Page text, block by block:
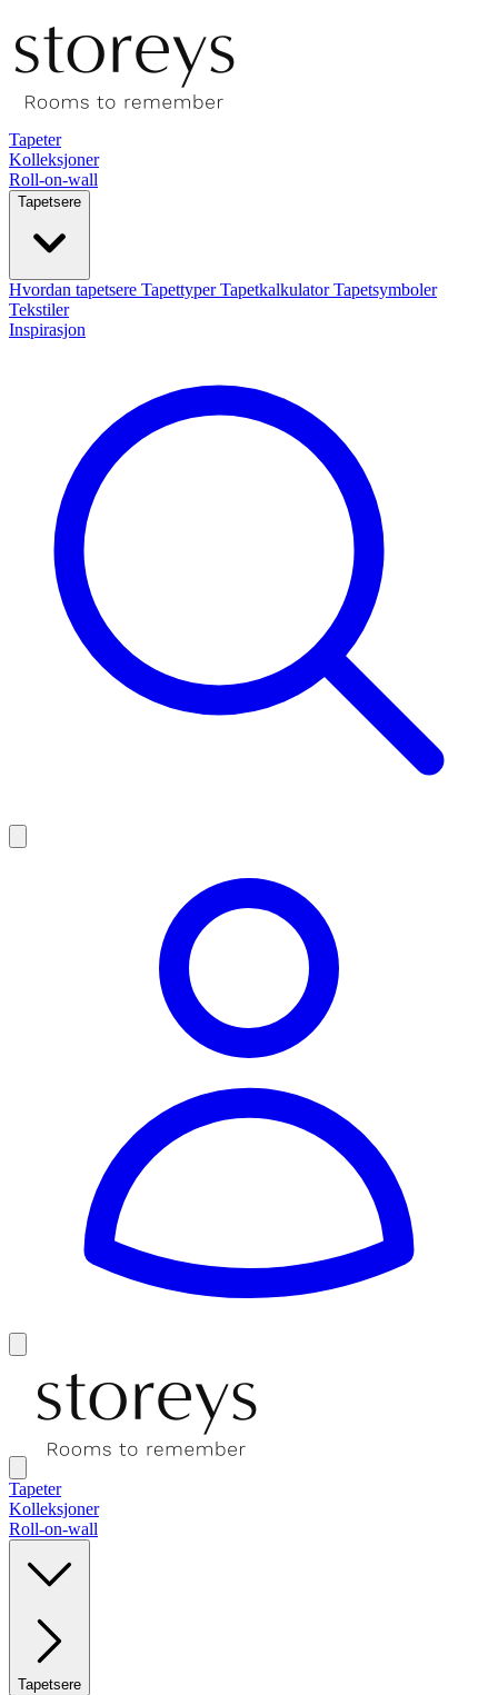
Tapeter
Kolleksjoner
Roll-on-wall
Tapetsere
Hvordan tapetsere TapettyperTapetkalkulatorTapetsymboler
Tekstiler
Inspirasjon
Tapeter
Kolleksjoner
Roll-on-wall
Tapetsere